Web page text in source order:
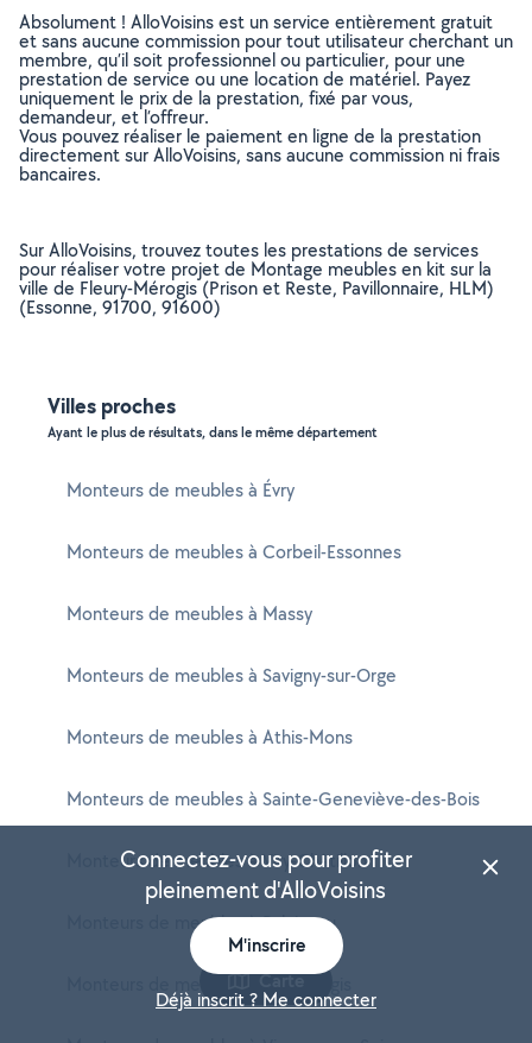
Absolument ! AlloVoisins est un service entièrement gratuit
et sans aucune commission pour tout utilisateur cherchant un
membre, qu’il soit professionnel ou particulier, pour une
prestation de service ou une location de matériel. Payez
uniquement le prix de la prestation, fixé par vous,
demandeur, et l’offreur.
Vous pouvez réaliser le paiement en ligne de la prestation
directement sur AlloVoisins, sans aucune commission ni frais
bancaires.
Sur AlloVoisins, trouvez toutes les prestations de services
pour réaliser votre projet de Montage meubles en kit sur la
ville de Fleury-Mérogis (Prison et Reste, Pavillonnaire, HLM)
(Essonne, 91700, 91600)
Villes proches
Ayant le plus de résultats, dans le même département
Monteurs de meubles à Évry
Monteurs de meubles à Corbeil-Essonnes
Monteurs de meubles à Massy
Monteurs de meubles à Savigny-sur-Orge
Monteurs de meubles à Athis-Mons
Monteurs de meubles à Sainte-Geneviève-des-Bois
Monteurs de meubles à Viry-Châtillon
Monteurs de meubles à Palaiseau
Carte
Connectez-vous pour profiter
pleinement d'AlloVoisins
M'inscrire
Déjà inscrit ? Me connecter